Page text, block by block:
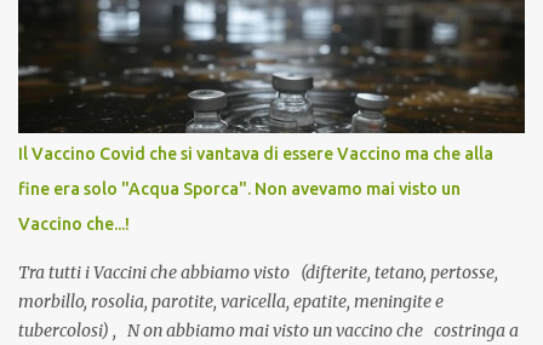
anti-Covid, un pro-farmaco, con autorizzazione condizionata,
sviluppato in tempi record, con tecnologie mai utilizzate prima su
larga scala, ancora oggetto di studio e di discussione
internazionale serve solo una firma. La tua. Lo si somministra
anche a persone sane, giovani, senza fattori di rischio, spesso già
serve una prescrizione. Non c’è diagnosi. Non c’è presa in carico.
L’unico atto richiesto è una fi...
Il Vaccino Covid che si vantava di essere Vaccino ma che alla
fine era solo "Acqua Sporca". Non avevamo mai visto un
Vaccino che...!
Tra tutti i Vaccini che abbiamo visto (difterite, tetano, pertosse,
morbillo, rosolia, parotite, varicella, epatite, meningite e
tubercolosi) , N on abbiamo mai visto un vaccino che costringa a